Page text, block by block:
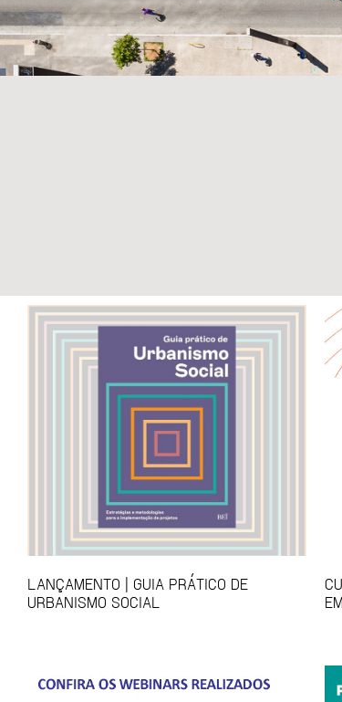
LANÇAMENTO | GUIA PRÁTICO DE
URBANISMO SOCIAL